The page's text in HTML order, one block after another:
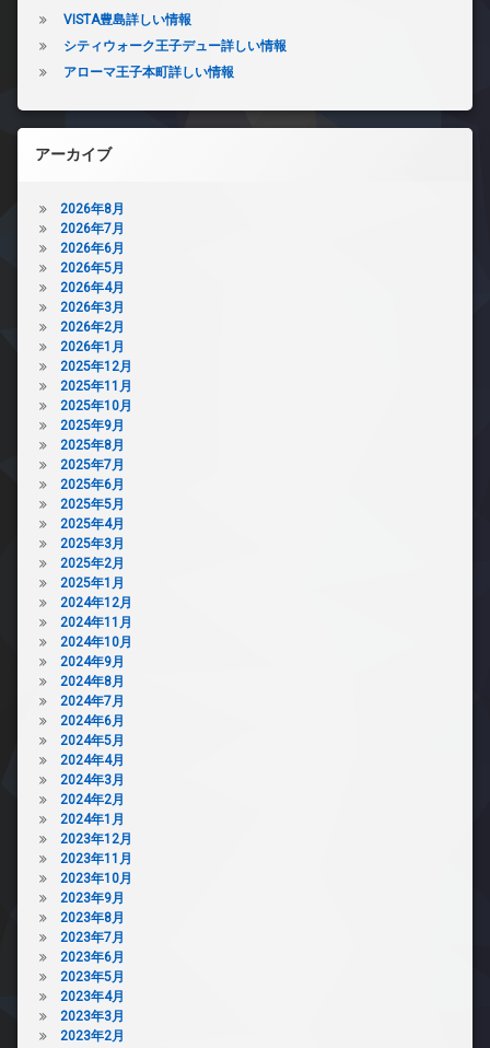
VISTA豊島詳しい情報
シティウォーク王子デュー詳しい情報
アローマ王子本町詳しい情報
アーカイブ
2026年8月
2026年7月
2026年6月
2026年5月
2026年4月
2026年3月
2026年2月
2026年1月
2025年12月
2025年11月
2025年10月
2025年9月
2025年8月
2025年7月
2025年6月
2025年5月
2025年4月
2025年3月
2025年2月
2025年1月
2024年12月
2024年11月
2024年10月
2024年9月
2024年8月
2024年7月
2024年6月
2024年5月
2024年4月
2024年3月
2024年2月
2024年1月
2023年12月
2023年11月
2023年10月
2023年9月
2023年8月
2023年7月
2023年6月
2023年5月
2023年4月
2023年3月
2023年2月